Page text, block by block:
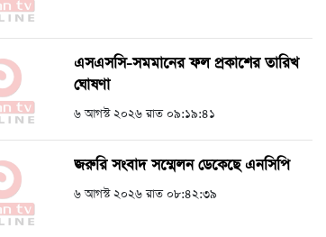
এসএসসি-সমমানের ফল প্রকাশের তারিখ
ঘোষণা
৬ আগস্ট ২০২৬ রাত ০৯:১৯:৪১
জরুরি সংবাদ সম্মেলন ডেকেছে এনসিপি
৬ আগস্ট ২০২৬ রাত ০৮:৪২:৩৯